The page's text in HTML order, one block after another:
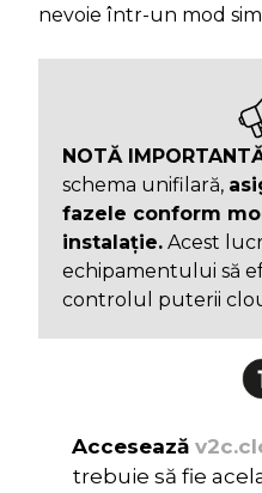
nevoie într-un mod
NOTĂ
schema unifilară,
fazele conform
instalație. Acest
echipamentului să
controlul puterii
Accesează
trebuie să fie